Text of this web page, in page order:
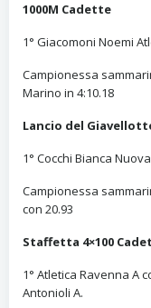
1000M Cadette
1° Giacomoni Noemi
Campionessa
Marino in 4:10.18
Lancio del
1° Cocchi Bianca
Campionessa
con 20.93
Staffetta 4×100
1° Atletica Ravenna A
Antonioli A.